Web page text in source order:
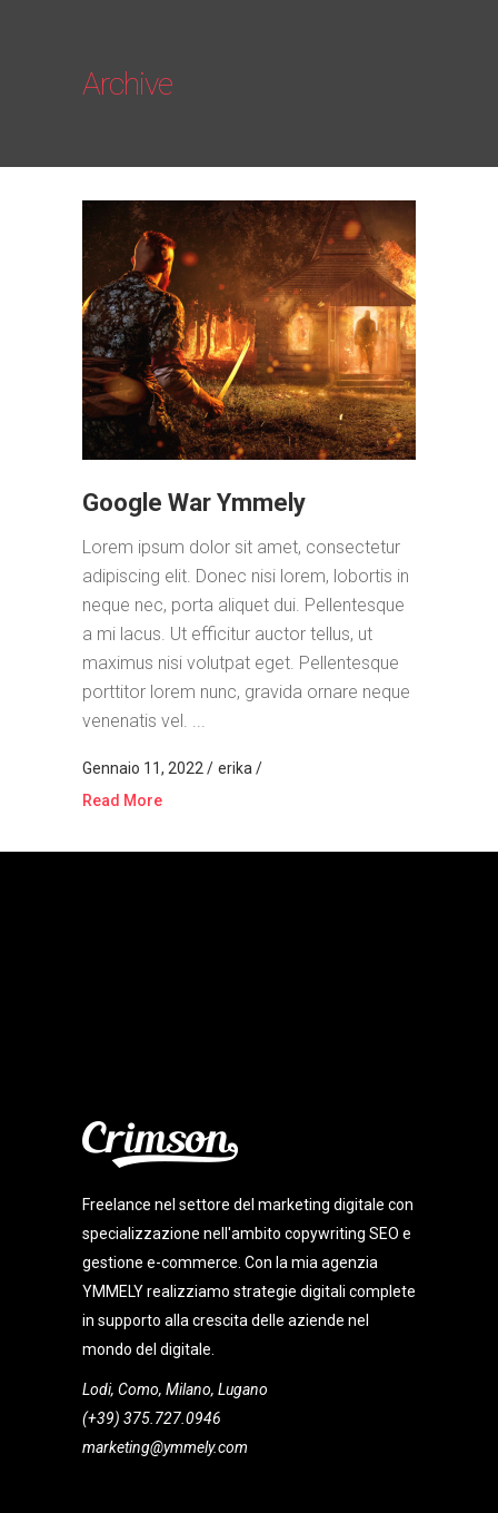
Archive
Google War Ymmely
Lorem ipsum dolor sit amet, consectetur
adipiscing elit. Donec nisi lorem, lobortis in
neque nec, porta aliquet dui. Pellentesque
a mi lacus. Ut efficitur auctor tellus, ut
maximus nisi volutpat eget. Pellentesque
porttitor lorem nunc, gravida ornare neque
venenatis vel. ...
Gennaio 11, 2022
erika
Read More
Freelance nel settore del marketing digitale con
specializzazione nell'ambito copywriting SEO e
gestione e-commerce. Con la mia agenzia
YMMELY realizziamo strategie digitali complete
in supporto alla crescita delle aziende nel
mondo del digitale.
Lodi, Como, Milano, Lugano
(+39) 375.727.0946
marketing@ymmely.com